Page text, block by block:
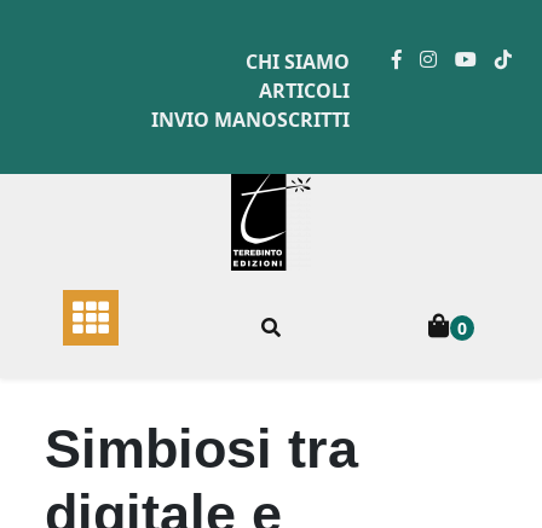
CHI SIAMO
ARTICOLI
INVIO MANOSCRITTI
0
Simbiosi tra
digitale e